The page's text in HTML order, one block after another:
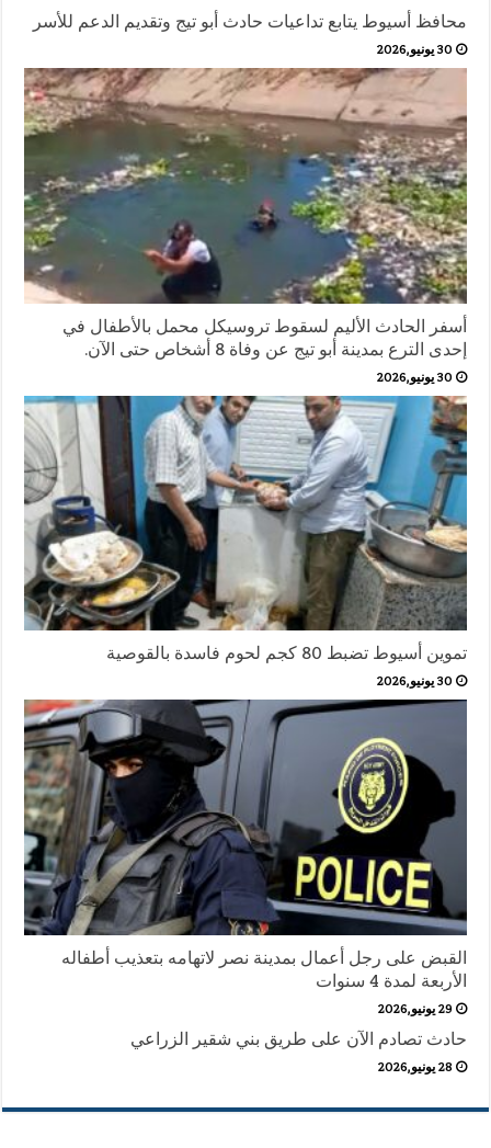
محافظ أسيوط يتابع تداعيات حادث أبو تيج وتقديم الدعم للأسر
30 يونيو,2026
أسفر الحادث الأليم لسقوط تروسيكل محمل بالأطفال في
إحدى الترع بمدينة أبو تيج عن وفاة 8 أشخاص حتى الآن.
30 يونيو,2026
تموين أسيوط تضبط 80 كجم لحوم فاسدة بالقوصية
30 يونيو,2026
القبض على رجل أعمال بمدينة نصر لاتهامه بتعذيب أطفاله
الأربعة لمدة 4 سنوات
29 يونيو,2026
حادث تصادم الآن على طريق بني شقير الزراعي
28 يونيو,2026